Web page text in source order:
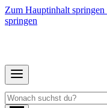
Zum Hauptinhalt springen
springen